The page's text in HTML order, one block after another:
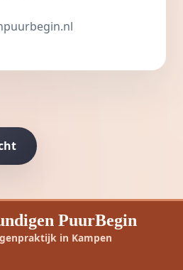
PuurBegin
in Kampen